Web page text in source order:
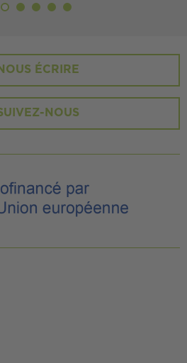
ÉCRIRE
NOUS